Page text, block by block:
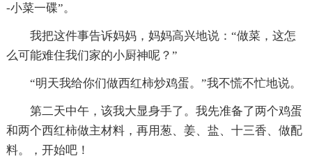
-小菜一碟”。
我把这件事告诉妈妈，妈妈高兴地说：“做菜，这怎
么可能难住我们家的小厨神呢？”
“明天我给你们做西红柿炒鸡蛋。”我不慌不忙地说。
第二天中午，该我大显身手了。我先准备了两个鸡蛋
和两个西红柿做主材料，再用葱、姜、盐、十三香、做配
料。，开始吧！